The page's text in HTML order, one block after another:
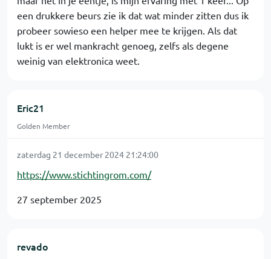
een drukkere beurs zie ik dat wat minder zitten dus ik
probeer sowieso een helper mee te krijgen. Als dat
lukt is er wel mankracht genoeg, zelfs als degene
weinig van elektronica weet.
Eric21
Golden Member
zaterdag 21 december 2024 21:24:00
https://www.stichtingrom.com/
27 september 2025
revado